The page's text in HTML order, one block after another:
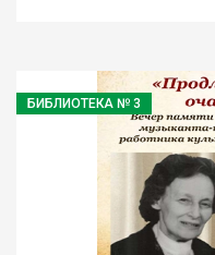
БИБЛИОТЕКА № 3